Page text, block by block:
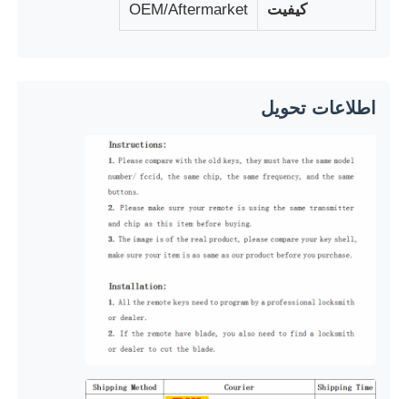
محصولات
فیلم های
دربارهی ما
کنترل کیفیت
تماس با ما
کیفیت OEM/Aftermarket
اطلاعات تحویل